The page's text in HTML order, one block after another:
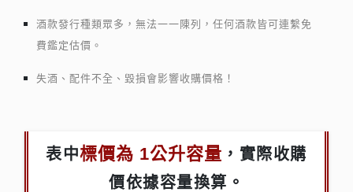
酒款發行種類眾多，無法一一陳列，任何酒款皆可連繫免
費鑑定估價。
失酒、配件不全、毀損會影響收購價格！
表中標價為 1公升容量 ，實際收購
價依據容量換算。